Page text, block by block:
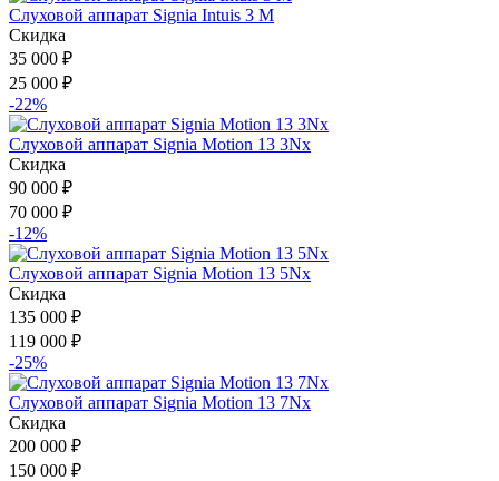
Слуховой аппарат Signia Intuis 3 M
Скидка
35 000 ₽
25 000 ₽
-22%
Слуховой аппарат Signia Motion 13 3Nx
Скидка
90 000 ₽
70 000 ₽
-12%
Слуховой аппарат Signia Motion 13 5Nx
Скидка
135 000 ₽
119 000 ₽
-25%
Слуховой аппарат Signia Motion 13 7Nx
Скидка
200 000 ₽
150 000 ₽